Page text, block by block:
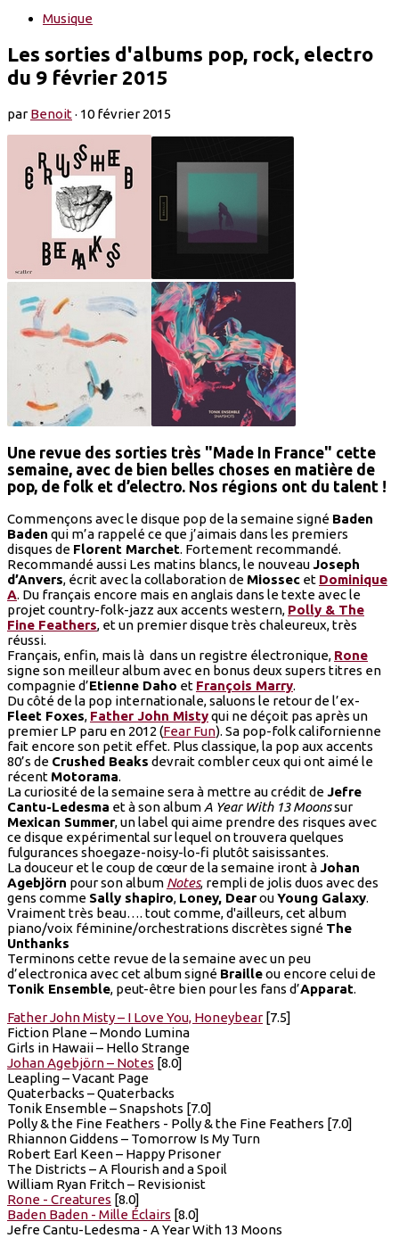
Musique
Les sorties d'albums pop, rock, electro
du 9 février 2015
parBenoit· 10 février 2015
Une revue des sorties très "Made In France" cette
semaine, avec de bien belles choses en matière de
pop, de folk et d’electro. Nos régions ont du talent !
Commençons avec le disque pop de la semaine signé Baden
Baden qui m’a rappelé ce que j’aimais dans les premiers
disques de Florent Marchet. Fortement recommandé.
Recommandé aussi Les matins blancs, le nouveau Joseph
d’Anvers, écrit avec la collaboration de Miossec et Dominique
A. Du français encore mais en anglais dans le texte avec le
projet country-folk-jazz aux accents western, Polly & The
Fine Feathers, et un premier disque très chaleureux, très
réussi.
Français, enfin, mais là dans un registre électronique, Rone
signe son meilleur album avec en bonus deux supers titres en
compagnie d’Etienne Daho et François Marry.
Du côté de la pop internationale, saluons le retour de l’ex-
Fleet Foxes, Father John Mistyqui ne déçoit pas après un
premier LP paru en 2012 (Fear Fun). Sa pop-folk californienne
fait encore son petit effet. Plus classique, la pop aux accents
80’s de Crushed Beaks devrait combler ceux qui ont aimé le
récent Motorama.
La curiosité de la semaine sera à mettre au crédit de Jefre
Cantu-Ledesma et à son album A Year With 13 Moonssur
Mexican Summer, un label qui aime prendre des risques avec
ce disque expérimental sur lequel on trouvera quelques
fulgurances shoegaze-noisy-lo-fi plutôt saisissantes.
La douceur et le coup de cœur de la semaine iront à Johan
Agebjörn pour son album Notes, rempli de jolis duos avec des
gens comme Sally shapiro, Loney, DearouYoung Galaxy.
Vraiment très beau…. tout comme, d'ailleurs, cet album
piano/voix féminine/orchestrations discrètes signé The
Unthanks
Terminons cette revue de la semaine avec un peu
d’electronica avec cet album signé Brailleou encore celui de
Tonik Ensemble, peut-être bien pour les fans d’Apparat.
Father John Misty – I Love You, Honeybear[7.5]
Fiction Plane – Mondo Lumina
Girls in Hawaii – Hello Strange
Johan Agebjörn – Notes [8.0]
Leapling – Vacant Page
Quaterbacks – Quaterbacks
Tonik Ensemble – Snapshots [7.0]
Polly & the Fine Feathers - Polly & the Fine Feathers [7.0]
Rhiannon Giddens – Tomorrow Is My Turn
Robert Earl Keen – Happy Prisoner
The Districts – A Flourish and a Spoil
William Ryan Fritch – Revisionist
Rone - Creatures [8.0]
Baden Baden - Mille Éclairs [8.0]
Jefre Cantu-Ledesma - A Year With 13 Moons